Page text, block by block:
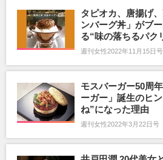
タピオカ、唐揚げ
ンバーグ丼」がブ
る“味の落ちるパク
週刊女性2022年11月15日号
モスバーガー50周
ーガー」誕生のヒ
ね”になった理由
週刊女性2022年3月22日号